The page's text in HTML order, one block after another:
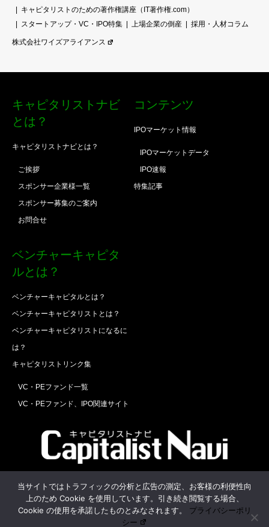
キャピタリストのための著作権講座（IT著作権.com）
スタートアップ・VC・IPO特集
上場企業の倒産 採用・人材コラム
株式会社ワイズアライアンス
キャピタリストナビ
とは？
キャピタリストナビとは？
ご挨拶
スポンサー企業様一覧
スポンサー募集のご案内
お問合せ
コンテンツ
IPOマーケット情報
IPOマーケットデータ
IPO速報
特集記事
ベンチャーキャピタ
ルとは？
ベンチャーキャピタルとは？
ベンチャーキャピタリストとは？
ベンチャーキャピタリストになるに
は？
キャピタリストリンク集
VC・PEファンド一覧
VC・PEファンド、IPO関連サイト
運営会社 お問合せ
当サイトではトラフィックの分析と広告の測定、お客様の利便性向
上のため Cookie を使用しています。引き続き閲覧する場合、
Cookie の使用を承諾したものとみなされます。 プライバシーポリ
シー